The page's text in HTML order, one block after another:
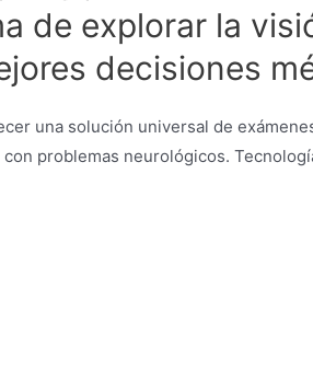
de explorar la
decisiones
una solución universal de
problemas neurológicos.